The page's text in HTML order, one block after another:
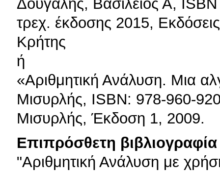
τρεχ. έκδοσης 2015,
Κρήτης
ή
«Αριθμητική Ανάλυση. Μια
Μισυρλής, ΙSBN: 978-960-
Μισυρλής, Έκδοση 1, 2009.
Επιπρόσθετη βιβλιογραφία
"Αριθμητική Ανάλυση με